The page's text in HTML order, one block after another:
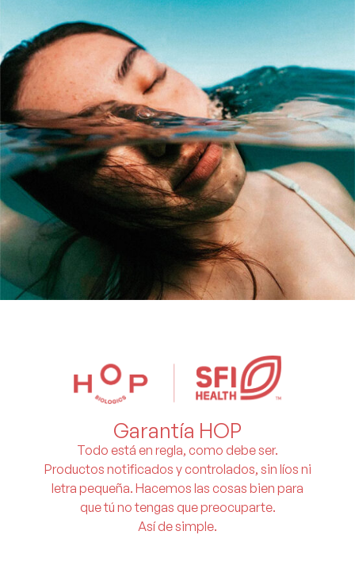
Garantía HOP
Todo está en regla, como debe ser.
Productos notificados y controlados, sin líos ni
letra pequeña. Hacemos las cosas bien para
que tú no tengas que preocuparte.
Así de simple.